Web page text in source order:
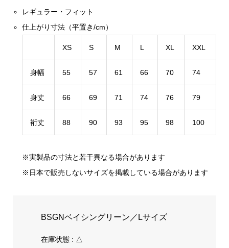
レギュラー・フィット
仕上がり寸法（平置き/cm）
XS S M L XL XXL
身幅 55 57 61 66 70 74
身丈 66 69 71 74 76 79
裄丈 88 90 93 95 98 100
※実製品の寸法と若干異なる場合があります
※日本で販売しないサイズを掲載している場合があります
BSGNベイシングリーン／Lサイズ
在庫状態 : △